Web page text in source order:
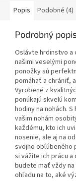
Popis Podobné (4)
Podrobný
Oslávte hrdinstvo a
našimi veselými
ponožky sú
pomáhať a chrániť,
Vyrobené z
ponúkajú skvelú
hodiny na nohách.
vašim nohám
každému, kto ich
nosenie, ale aj na
svojho obľúbeného
si vážite ich prácu
budete mať vždy na
ohľadu na to, aké